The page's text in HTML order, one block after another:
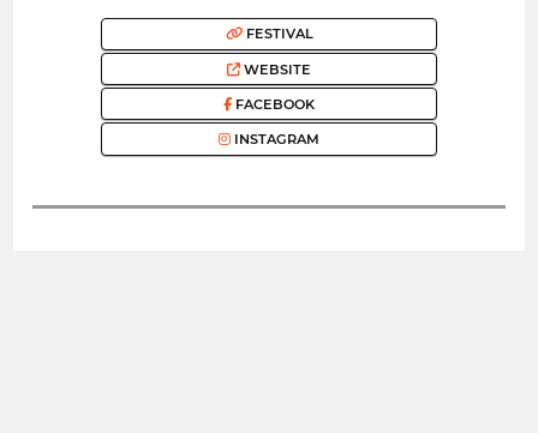
FESTIVAL
WEBSITE
FACEBOOK
INSTAGRAM